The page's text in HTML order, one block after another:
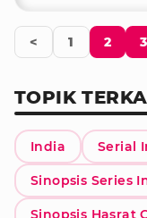
< 1 2 3
TOPIK
India Serial
Sinopsis Series
Sinopsis Hasrat